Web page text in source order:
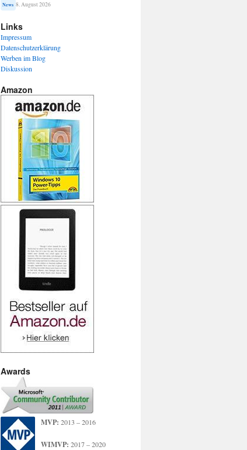
News 8. August 2026
Links
Impressum
Datenschutzerklärung
Werben im Blog
Diskussion
Amazon
Awards
MVP: 2013 – 2016
WIMVP: 2017 – 2020